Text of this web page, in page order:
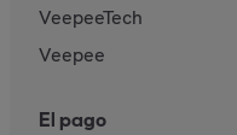
VeepeeTech
Veepee
El pago